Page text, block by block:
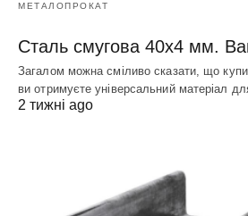
МЕТАЛОПРОКАТ
Сталь смугова 40х4 мм.
Загалом можна сміливо сказати, що
ви отримуєте універсальний матеріал
2 тижні ago